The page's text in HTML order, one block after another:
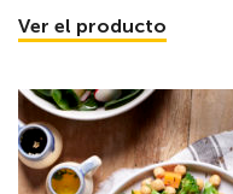
Ver el producto